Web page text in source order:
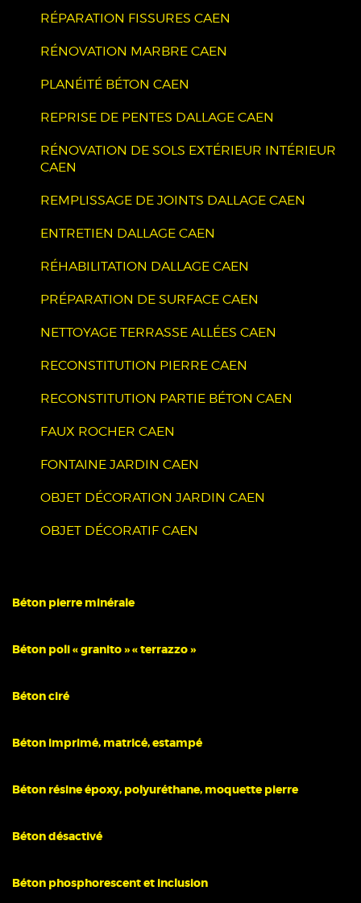
RÉPARATION FISSURES CAEN
RÉNOVATION MARBRE CAEN
PLANÉITÉ BÉTON CAEN
REPRISE DE PENTES DALLAGE CAEN
RÉNOVATION DE SOLS EXTÉRIEUR INTÉRIEUR
CAEN
REMPLISSAGE DE JOINTS DALLAGE CAEN
ENTRETIEN DALLAGE CAEN
RÉHABILITATION DALLAGE CAEN
PRÉPARATION DE SURFACE CAEN
NETTOYAGE TERRASSE ALLÉES CAEN
RECONSTITUTION PIERRE CAEN
RECONSTITUTION PARTIE BÉTON CAEN
FAUX ROCHER CAEN
FONTAINE JARDIN CAEN
OBJET DÉCORATION JARDIN CAEN
OBJET DÉCORATIF CAEN
Béton pierre minérale
Béton poli « granito » « terrazzo »
Béton ciré
Béton imprimé, matricé, estampé
Béton résine époxy, polyuréthane, moquette pierre
Béton désactivé
Béton phosphorescent et inclusion